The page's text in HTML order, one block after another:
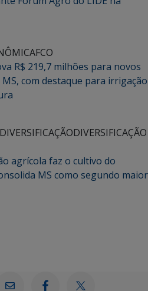
FCO
R$ 219,7 milhões para novos
com destaque para irrigação
DIVERSIFICAÇÃODIVERSIFICAÇÃO
agrícola faz o cultivo do
MS como segundo maior